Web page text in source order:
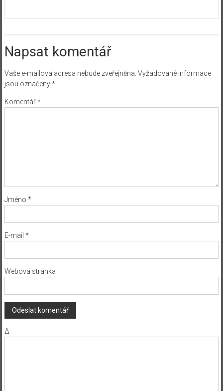
Napsat komentář
Vaše e-mailová adresa nebude zveřejněna. Vyžadované informace
jsou označeny*
Komentář*
Jméno *
E-mail *
Webová stránka
Δ